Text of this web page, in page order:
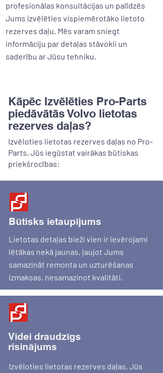
profesionālas konsultācijas un palīdzēs
Jums izvēlēties vispiemērotāko lietoto
rezerves daļu. Mēs varam sniegt
informāciju par detaļas stāvokli un
saderību ar Jūsu tehniku.
Kāpēc Izvēlēties Pro-Parts
piedāvātās Volvo lietotas
rezerves daļas?
Izvēloties lietotas rezerves daļas no Pro-
Parts, Jūs iegūstat vairākas būtiskas
priekšrocības:
Būtisks ietaupījums
Lietotas detaļas bieži vien ir ievērojami
lētākas nekā jaunas, ļaujot Jums
samazināt remonta un uzturēšanas
izmaksas, nesamazinot kvalitāti.
Videi draudzīgs
risinājums
Izvēloties lietotas rezerves daļas, Jūs